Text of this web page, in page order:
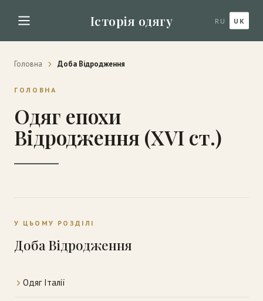
Історія одягу RU UK
Головна Доба Відродження
ГОЛОВНА
Одяг епохи
Відродження (XVI ст.)
У ЦЬОМУ РОЗДІЛІ
Доба Відродження
Одяг Італії